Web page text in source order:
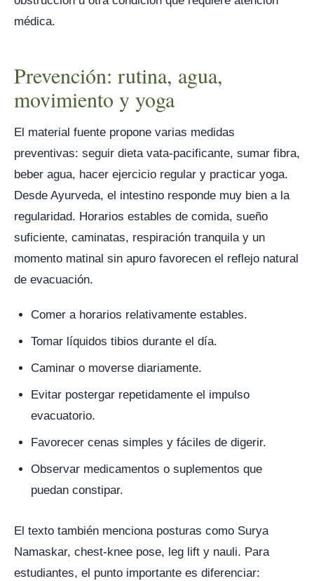
médica.
Prevención: rutina, agua,
movimiento y yoga
El material fuente propone varias medidas
preventivas: seguir dieta vata-pacificante, sumar fibra,
beber agua, hacer ejercicio regular y practicar yoga.
Desde Ayurveda, el intestino responde muy bien a la
regularidad. Horarios estables de comida, sueño
suficiente, caminatas, respiración tranquila y un
momento matinal sin apuro favorecen el reflejo natural
de evacuación.
Comer a horarios relativamente estables.
Tomar líquidos tibios durante el día.
Caminar o moverse diariamente.
Evitar postergar repetidamente el impulso
evacuatorio.
Favorecer cenas simples y fáciles de digerir.
Observar medicamentos o suplementos que
puedan constipar.
El texto también menciona posturas como Surya
Namaskar, chest-knee pose, leg lift y nauli. Para
estudiantes, el punto importante es diferenciar: